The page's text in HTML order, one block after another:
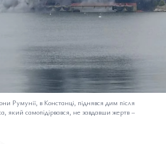
Румунії, в Констанці, піднявся дим після
який самопідірвався, не завдавши жертв–